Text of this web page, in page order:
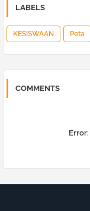
LABELS
KESISWAAN Peta
COMMENTS
Error: